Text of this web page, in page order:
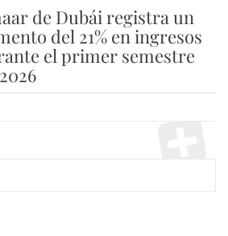
de Dubái registra un
del 21% en ingresos
el primer semestre